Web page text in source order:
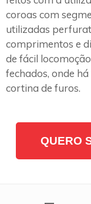
coroas com
utilizadas
comprimentos e
de fácil
fechados, onde
cortina de furos.
QUERO